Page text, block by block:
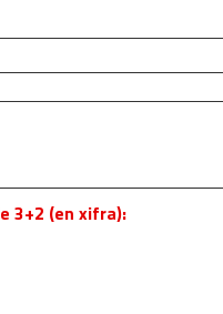
3+2 (en xifra):